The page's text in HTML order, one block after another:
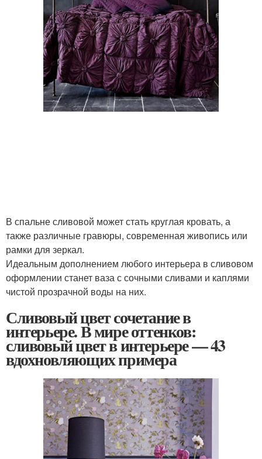
В спальне сливовой может стать круглая кровать, а
также различные гравюры, современная живопись или
рамки для зеркал.
Идеальным дополнением любого интерьера в сливовом
оформлении станет ваза с сочными сливами и каплями
чистой прозрачной воды на них.
Сливовый цвет сочетание в
интерьере. В мире оттенков:
сливовый цвет в интерьере — 43
вдохновляющих примера